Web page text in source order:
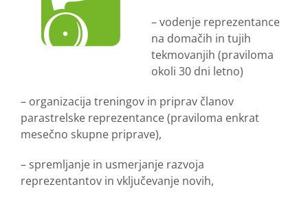
– vodenje reprezentance
na domačih in tujih
tekmovanjih (praviloma
okoli 30 dni letno)
– organizacija treningov in priprav članov
parastrelske reprezentance (praviloma enkrat
mesečno skupne priprave),
– spremljanje in usmerjanje razvoja
reprezentantov in vključevanje novih,